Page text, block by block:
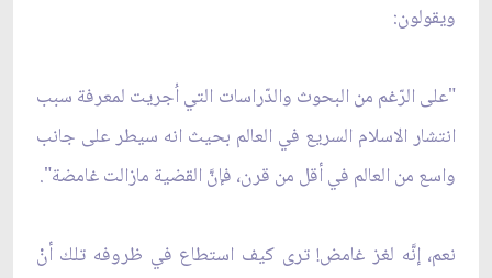
ويقولون:
"على الرّغم من البحوث والدّراسات التي اُجريت لمعرفة سبب
انتشار الاسلام السريع في العالم بحيث انه سيطر على جانب
واسع من العالم في أقل من قرن، فإنَّ القضية مازالت غامضة".
نعم، إنَّه لغز غامض! ترى كيف استطاع في ظروفه تلك أنْ